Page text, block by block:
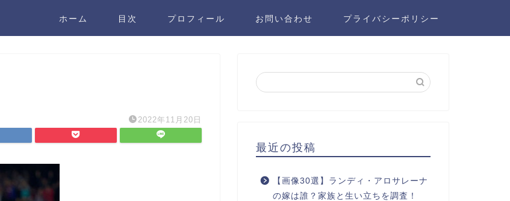
ホーム 目次 プロフィール お問い合わせ プライバシーポリシー
2022年11月20日
最近の投稿
【画像30選】ランディ・アロサレーナ
の嫁は誰？家族と生い立ちを調査！